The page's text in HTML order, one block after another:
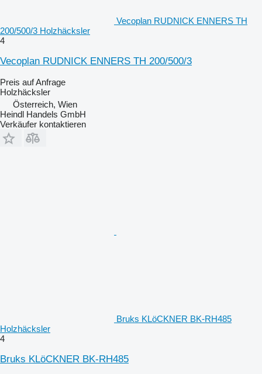
Vecoplan RUDNICK ENNERS TH
200/500/3 Holzhäcksler
4
Vecoplan RUDNICK ENNERS TH 200/500/3
Preis auf Anfrage
Holzhäcksler
Österreich, Wien
Heindl Handels GmbH
Verkäufer kontaktieren
Bruks KLöCKNER BK-RH485
Holzhäcksler
4
Bruks KLöCKNER BK-RH485